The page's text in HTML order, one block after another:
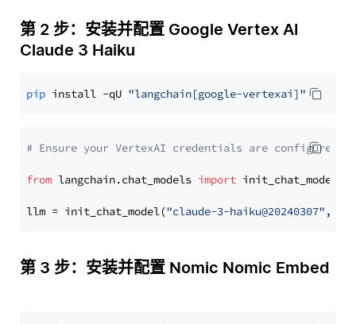
第 2 步：安装并配置 Google Vertex AI
Claude 3 Haiku
pip install -qU "langchain[google-vertexai]"
# Ensure your VertexAI credentials are configured
from langchain.chat_models import init_chat_model
llm = init_chat_model("claude-3-haiku@20240307" ,
第 3 步：安装并配置 Nomic Nomic Embed